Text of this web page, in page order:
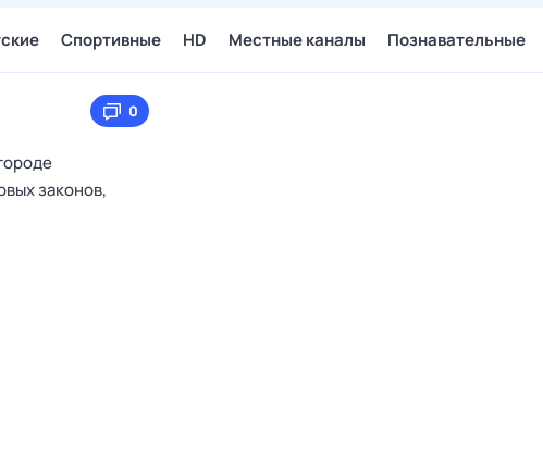
Спортивные HD Местные каналы Познавательные
0
законов,